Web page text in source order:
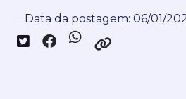
Data da postagem: 06/01/